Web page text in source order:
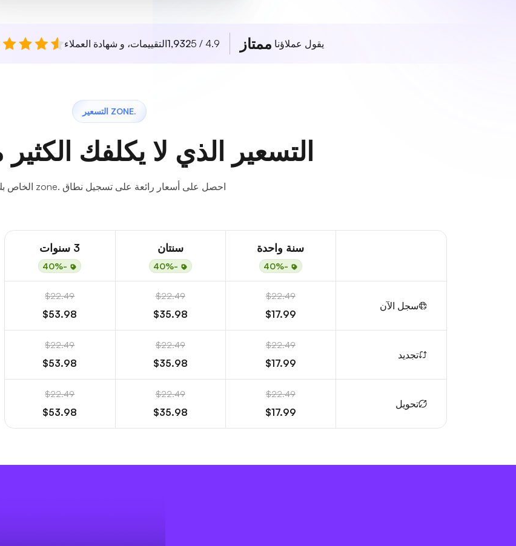
يقول عملاؤنا ممتاز 4.9 / 5
1,932التقييمات، و شهادة العملاء
.ZONE التسعير
التسعير الذي لا يكلفك
احصل على أسعار رائعة على تسجيل نطاق .zone الخاص بك.
سنة واحدة
-40%
سنتان
-40%
3 سنوات
-40%
سجل الآن
$22.49
$17.99
$22.49
$35.98
$22.49
$53.98
تجديد
$22.49
$17.99
$22.49
$35.98
$22.49
$53.98
تحويل
$22.49
$17.99
$22.49
$35.98
$22.49
$53.98